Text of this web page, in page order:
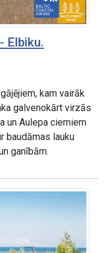
Elbiku.
kam vairāk
galvenokārt virzās
un Aulepa ciemiem
baudāmas lauku
ganībām.